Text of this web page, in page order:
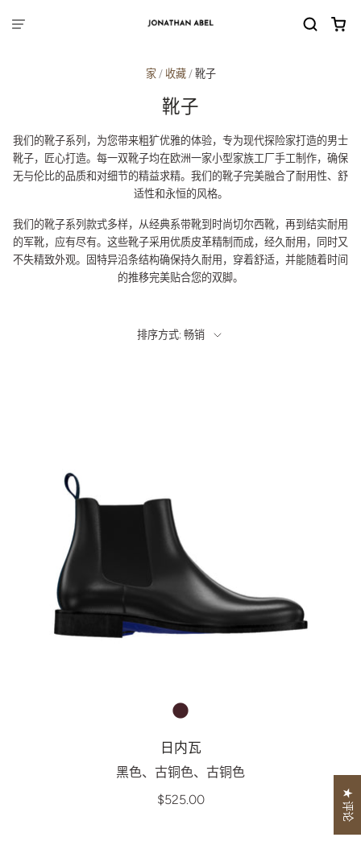
家 / 收藏 / 靴子
靴子
我们的靴子系列，为您带来粗犷优雅的体验，专为现代探险家打造的男士
靴子，匠心打造。每一双靴子均在欧洲一家小型家族工厂手工制作，确保
无与伦比的品质和对细节的精益求精。我们的靴子完美融合了耐用性、舒
适性和永恒的风格。
我们的靴子系列款式多样，从经典系带靴到时尚切尔西靴，再到结实耐用
的军靴，应有尽有。这些靴子采用优质皮革精制而成，经久耐用，同时又
不失精致外观。固特异沿条结构确保持久耐用，穿着舒适，并能随着时间
的推移完美贴合您的双脚。
排序方式: 畅销
日内瓦
黑色、古铜色、古铜色
$525.00
★ 评论